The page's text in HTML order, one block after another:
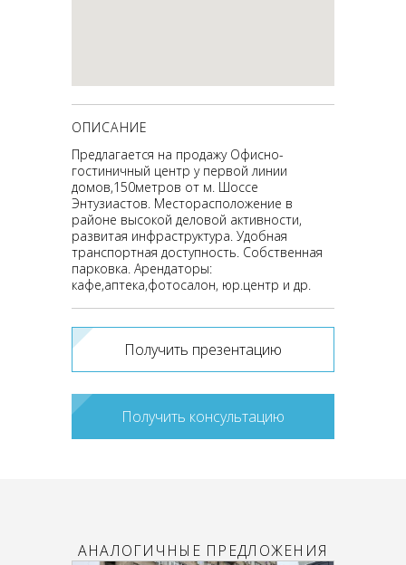
ОПИСАНИЕ
Предлагается на продажу Офисно-
гостиничный центр у первой линии
домов,150метров от м. Шоссе
Энтузиастов. Месторасположение в
районе высокой деловой активности,
развитая инфраструктура. Удобная
транспортная доступность. Собственная
парковка. Арендаторы:
кафе,аптека,фотосалон, юр.центр и др.
Получить презентацию
Получить консультацию
АНАЛОГИЧНЫЕ ПРЕДЛОЖЕНИЯ